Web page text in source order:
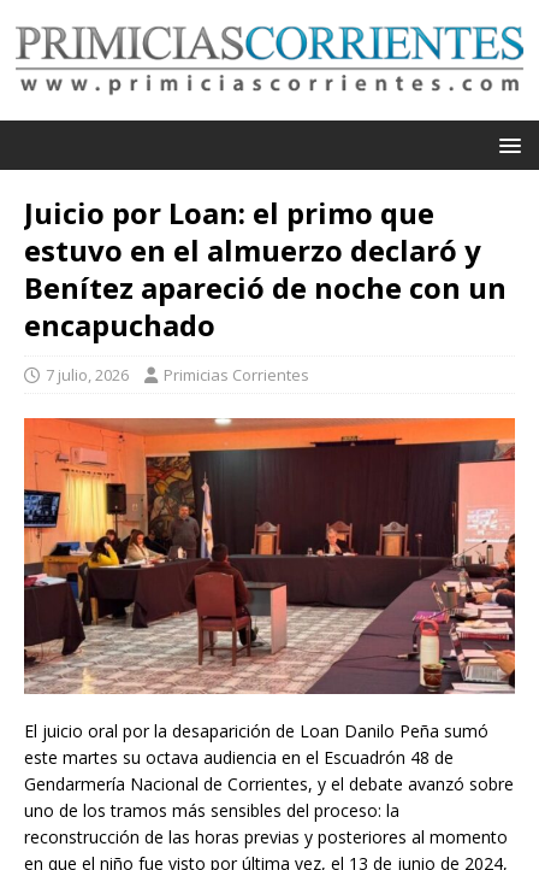
Juicio por Loan: el primo que
estuvo en el almuerzo declaró y
Benítez apareció de noche con un
encapuchado
7 julio, 2026 Primicias Corrientes
El juicio oral por la desaparición de Loan Danilo Peña sumó
este martes su octava audiencia en el Escuadrón 48 de
Gendarmería Nacional de Corrientes, y el debate avanzó sobre
uno de los tramos más sensibles del proceso: la
reconstrucción de las horas previas y posteriores al momento
en que el niño fue visto por última vez, el 13 de junio de 2024,